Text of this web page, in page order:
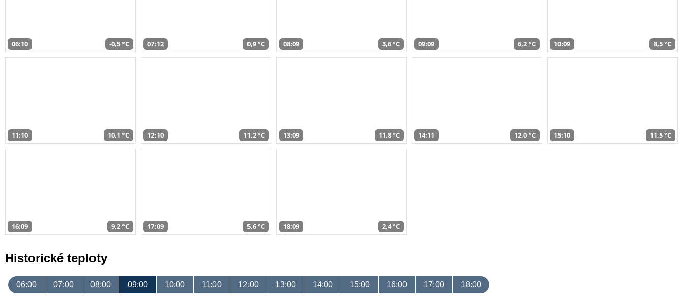
06:10 -0,5 °C 07:12 0,9 °C 08:09 3,6 °C 09:09 6,2 °C 10:09 8,5 °C
11:10 10,1 °C 12:10 11,2 °C 13:09 11,8 °C 14:11 12,0 °C 15:10 11,5 °C
16:09 9,2 °C 17:09 5,6 °C 18:09 2,4 °C
Historické teploty
06:00 07:00 08:00 09:00 10:00 11:00 12:00 13:00 14:00 15:00 16:00 17:00 18:00